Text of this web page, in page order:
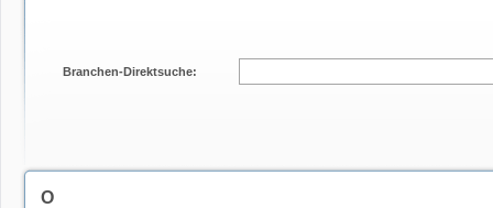
Branchen-Direktsuche:
O